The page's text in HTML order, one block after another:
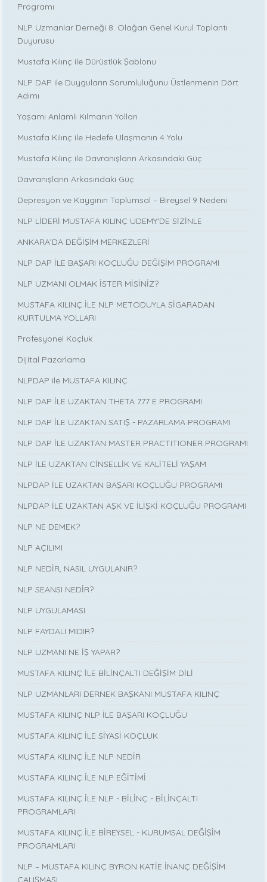
Programı
NLP Uzmanlar Derneği 8. Olağan Genel Kurul Toplantı
Duyurusu
Mustafa Kılınç ile Dürüstlük Şablonu
NLP DAP ile Duyguların Sorumluluğunu Üstlenmenin Dört
Adımı
Yaşamı Anlamlı Kılmanın Yolları
Mustafa Kılınç ile Hedefe Ulaşmanın 4 Yolu
Mustafa Kılınç ile Davranışların Arkasındaki Güç
Davranışların Arkasındaki Güç
Depresyon ve Kaygının Toplumsal – Bireysel 9 Nedeni
NLP LİDERİ MUSTAFA KILINÇ UDEMY'DE SİZİNLE
ANKARA’DA DEĞİŞİM MERKEZLERİ
NLP DAP İLE BAŞARI KOÇLUĞU DEĞİŞİM PROGRAMI
NLP UZMANI OLMAK İSTER MİSİNİZ?
MUSTAFA KILINÇ İLE NLP METODUYLA SİGARADAN
KURTULMA YOLLARI
Profesyonel Koçluk
Dijital Pazarlama
NLPDAP ile MUSTAFA KILINÇ
NLP DAP İLE UZAKTAN THETA 777 E PROGRAMI
NLP DAP İLE UZAKTAN SATIŞ - PAZARLAMA PROGRAMI
NLP DAP İLE UZAKTAN MASTER PRACTITIONER PROGRAMI
NLP İLE UZAKTAN CİNSELLİK VE KALİTELİ YAŞAM
NLPDAP İLE UZAKTAN BAŞARI KOÇLUĞU PROGRAMI
NLPDAP İLE UZAKTAN AŞK VE İLİŞKİ KOÇLUĞU PROGRAMI
NLP NE DEMEK?
NLP AÇILIMI
NLP NEDİR, NASIL UYGULANIR?
NLP SEANSI NEDİR?
NLP UYGULAMASI
NLP FAYDALI MIDIR?
NLP UZMANI NE İŞ YAPAR?
MUSTAFA KILINÇ İLE BİLİNÇALTI DEĞİŞİM DİLİ
NLP UZMANLARI DERNEK BAŞKANI MUSTAFA KILINÇ
MUSTAFA KILINÇ NLP İLE BAŞARI KOÇLUĞU
MUSTAFA KILINÇ İLE SİYASİ KOÇLUK
MUSTAFA KILINÇ İLE NLP NEDİR
MUSTAFA KILINÇ İLE NLP EĞİTİMİ
MUSTAFA KILINÇ İLE NLP - BİLİNÇ - BİLİNÇALTI
PROGRAMLARI
MUSTAFA KILINÇ İLE BİREYSEL - KURUMSAL DEĞİŞİM
PROGRAMLARI
NLP – MUSTAFA KILINÇ BYRON KATİE İNANÇ DEĞİŞİM
ÇALIŞMASI